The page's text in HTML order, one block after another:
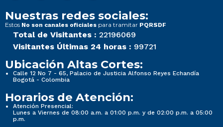
Nuestras redes sociales:
Estos No son canales oficiales para tramitar PQRSDF
Total de Visitantes : 22196069
Visitantes Últimas 24 horas : 99721
Ubicación Altas Cortes:
Calle 12 No 7 - 65, Palacio de Justicia Alfonso Reyes Echandía
Bogotá - Colombia
Horarios de Atención:
Atención Presencial:
Lunes a Viernes de 08:00 a.m. a 01:00 p.m. y de 02:00 p.m. a 05:00
p.m.